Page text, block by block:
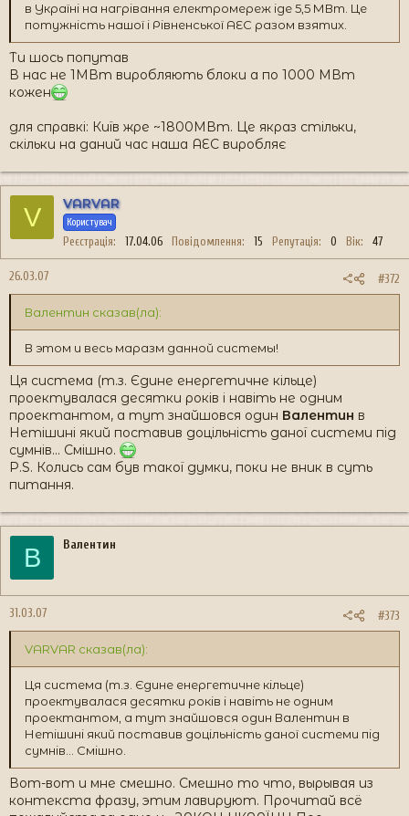
в Україні на нагрівання електромереж іде 5,5 МВт. Це
потужність нашої і Рівненської АЕС разом взятих.
Ти шось попутав
В нас не 1МВт виробляють блоки а по 1000 МВт
кожен
для справкі: Київ жре ~1800МВт. Це якраз стільки,
скільки на даний час наша АЕС виробляє
V VARVAR
Користувач
Реєстрація 17.04.06 Повідомлення 15 Репутація 0 Вік 47
26.03.07 #372
Валентин сказав(ла):
В этом и весь маразм данной системы!
Ця система (т.з. Єдине енергетичне кільце)
проектувалася десятки років і навіть не одним
проектантом, а тут знайшовся один Валентин в
Нетішині який поставив доцільність даної системи під
сумнів... Смішно.
P.S. Колись сам був такої думки, поки не вник в суть
питання.
В Валентин
31.03.07 #373
VARVAR сказав(ла):
Ця система (т.з. Єдине енергетичне кільце)
проектувалася десятки років і навіть не одним
проектантом, а тут знайшовся один Валентин в
Нетішині який поставив доцільність даної системи під
сумнів... Смішно.
Вот-вот и мне смешно. Смешно то что, вырывая из
контекста фразу, этим лавируют. Прочитай всё